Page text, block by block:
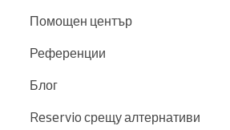
Помощен център
Референции
Блог
Reservio срещу алтернативи